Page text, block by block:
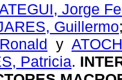
Jorge
Guillermo
y
Patricia.